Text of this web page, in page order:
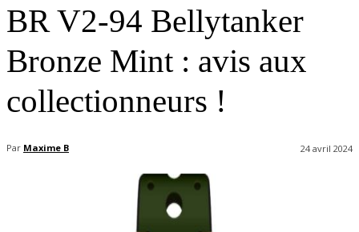
BR V2-94 Bellytanker
Bronze Mint : avis aux
collectionneurs !
Par Maxime B 24 avril 2024